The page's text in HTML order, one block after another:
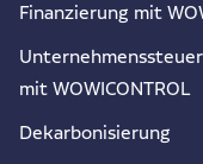
Finanzierung mit
mit WOWICONTROL
Dekarbonisierung